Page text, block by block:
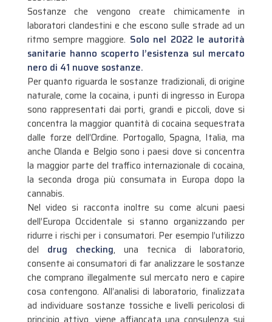
Sostanze che vengono create chimicamente in
laboratori clandestini e che escono sulle strade ad un
ritmo sempre maggiore. Solo nel 2022 le autorità
sanitarie hanno scoperto l’esistenza sul mercato
nero di 41 nuove sostanze.
Per quanto riguarda le sostanze tradizionali, di origine
naturale, come la cocaina, i punti di ingresso in Europa
sono rappresentati dai porti, grandi e piccoli, dove si
concentra la maggior quantità di cocaina sequestrata
dalle forze dell’Ordine. Portogallo, Spagna, Italia, ma
anche Olanda e Belgio sono i paesi dove si concentra
la maggior parte del traffico internazionale di cocaina,
la seconda droga più consumata in Europa dopo la
cannabis.
Nel video si racconta inoltre su come alcuni paesi
dell’Europa Occidentale si stanno organizzando per
ridurre i rischi per i consumatori. Per esempio l’utilizzo
del drug checking, una tecnica di laboratorio,
consente ai consumatori di far analizzare le sostanze
che comprano illegalmente sul mercato nero e capire
cosa contengono. All’analisi di laboratorio, finalizzata
ad individuare sostanze tossiche e livelli pericolosi di